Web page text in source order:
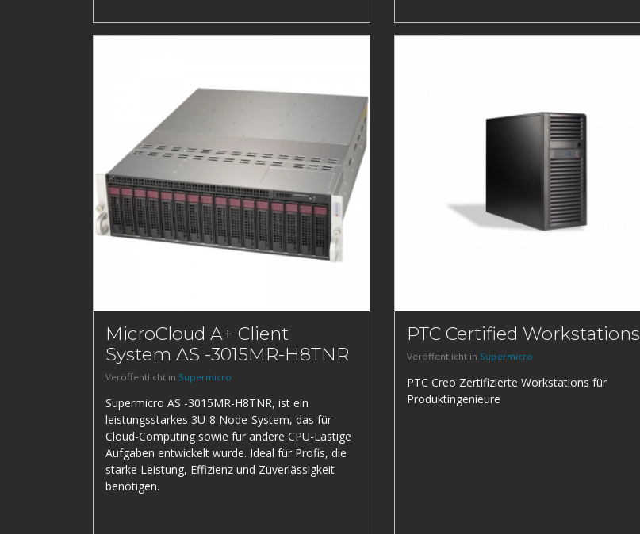
MicroCloud A+ Client
System AS -3015MR-H8TNR
Veröffentlicht in Supermicro
Supermicro AS -3015MR-H8TNR, ist ein
leistungsstarkes 3U-8 Node-System, das für
Cloud-Computing sowie für andere CPU-Lastige
Aufgaben entwickelt wurde. Ideal für Profis, die
starke Leistung, Effizienz und Zuverlässigkeit
benötigen.
PTC Certified Workstations
Veröffentlicht in Supermicro
PTC Creo Zertifizierte Workstations für
Produktingenieure